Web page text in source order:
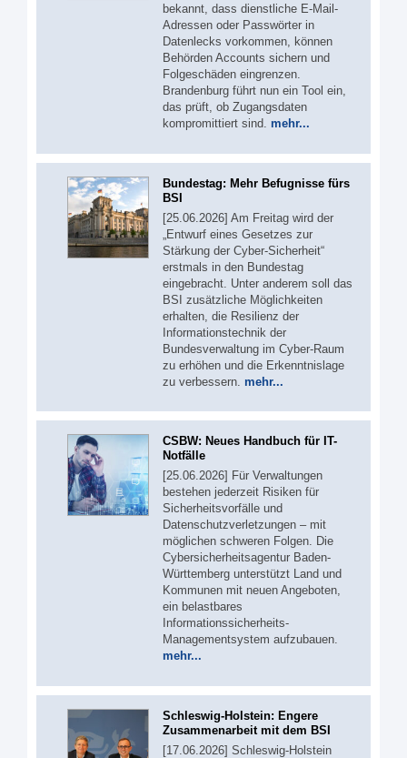
bekannt, dass dienstliche E-Mail-
Adressen oder Passwörter in
Datenlecks vorkommen, können
Behörden Accounts sichern und
Folgeschäden eingrenzen.
Brandenburg führt nun ein Tool ein,
das prüft, ob Zugangsdaten
kompromittiert sind. mehr...
Bundestag: Mehr Befugnisse fürs
BSI
[25.06.2026] Am Freitag wird der
„Entwurf eines Gesetzes zur
Stärkung der Cyber-Sicherheit“
erstmals in den Bundestag
eingebracht. Unter anderem soll das
BSI zusätzliche Möglichkeiten
erhalten, die Resilienz der
Informationstechnik der
Bundesverwaltung im Cyber-Raum
zu erhöhen und die Erkenntnislage
zu verbessern. mehr...
CSBW: Neues Handbuch für IT-
Notfälle
[25.06.2026] Für Verwaltungen
bestehen jederzeit Risiken für
Sicherheitsvorfälle und
Datenschutzverletzungen – mit
möglichen schweren Folgen. Die
Cybersicherheitsagentur Baden-
Württemberg unterstützt Land und
Kommunen mit neuen Angeboten,
ein belastbares
Informationssicherheits-
Managementsystem aufzubauen.
mehr...
Schleswig-Holstein: Engere
Zusammenarbeit mit dem BSI
[17.06.2026] Schleswig-Holstein